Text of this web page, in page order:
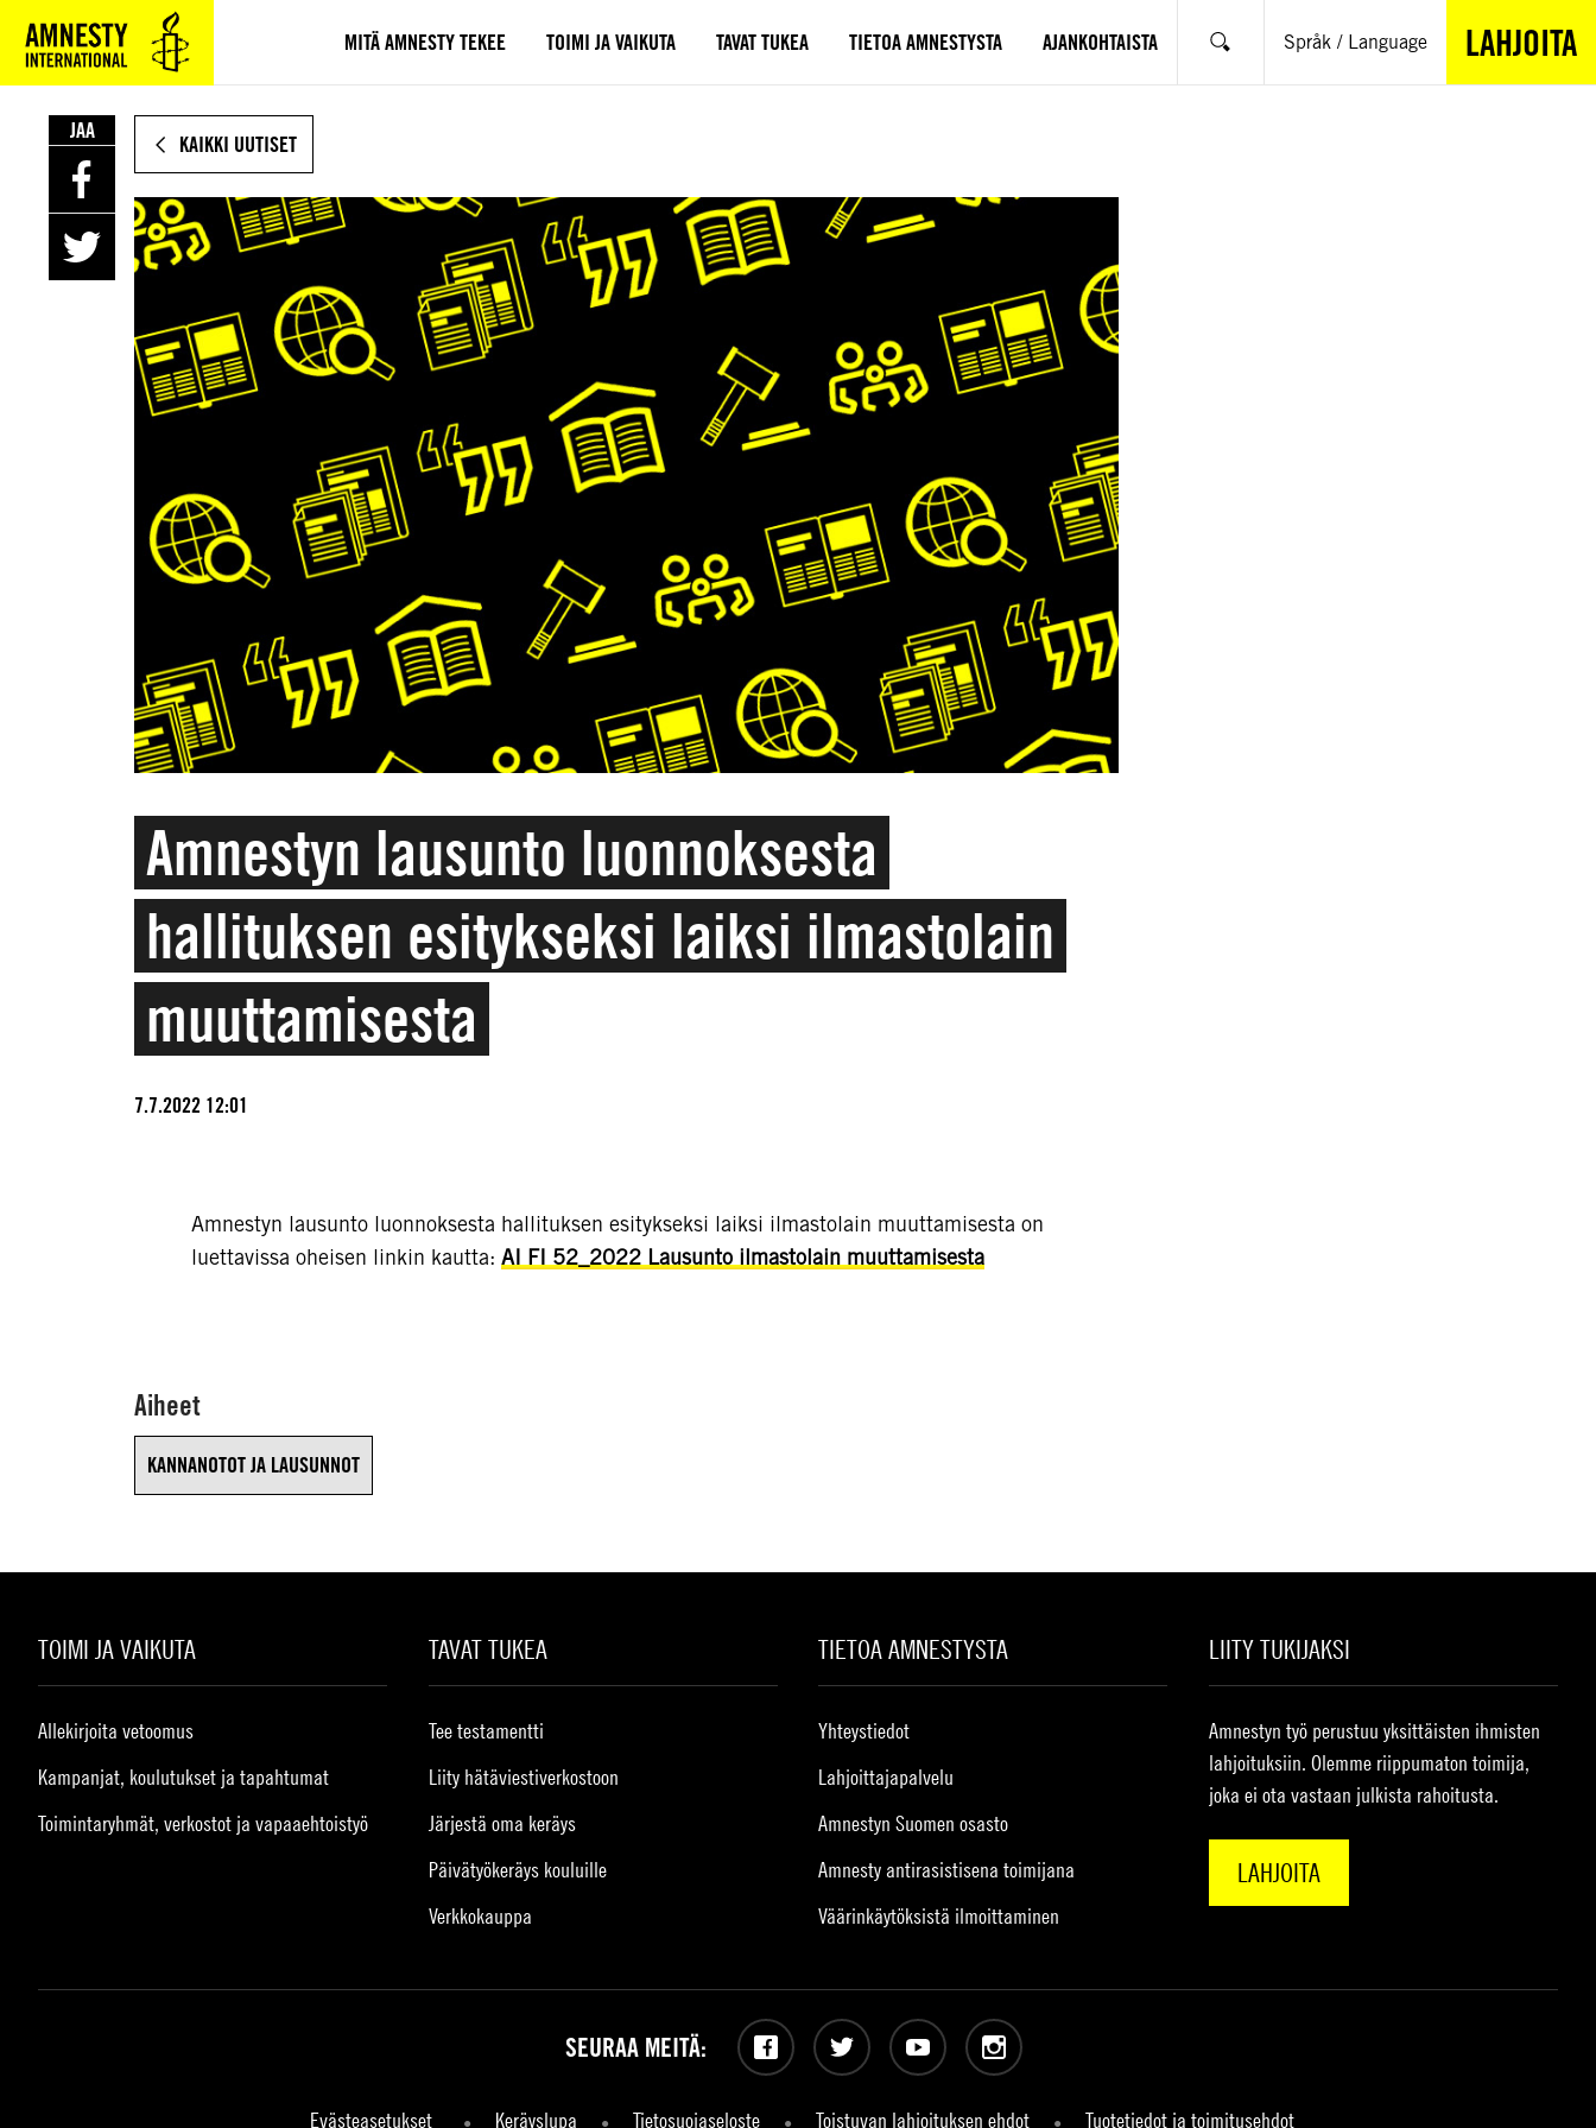
VARSINAISEEN
SISÄLTÖÖN
MITÄ AMNESTY TEKEE TOIMI JA VAIKUTA TAVAT TUKEA TIETOA AMNESTYSTA AJANKOHTAISTA Hae Språk / Language LAHJOITA
KAIKKI UUTISET
Amnestyn lausunto luonnoksesta
hallituksen esitykseksi laiksi ilmastolain
muuttamisesta
7.7.2022 12:01
Amnestyn lausunto luonnoksesta hallituksen esitykseksi laiksi ilmastolain muuttamisesta on
luettavissa oheisen linkin kautta: AI FI 52_2022 Lausunto ilmastolain muuttamisesta
Aiheet
KANNANOTOT JA LAUSUNNOT
JAA
TOIMI JA VAIKUTA
Allekirjoita vetoomus
Kampanjat, koulutukset ja tapahtumat
Toimintaryhmät, verkostot ja vapaaehtoistyö
TAVAT TUKEA
Tee testamentti
Liity hätäviestiverkostoon
Järjestä oma keräys
Päivätyökeräys kouluille
Verkkokauppa
TIETOA AMNESTYSTA
Yhteystiedot
Lahjoittajapalvelu
Amnestyn Suomen osasto
Amnesty antirasistisena toimijana
Väärinkäytöksistä ilmoittaminen
LIITY TUKIJAKSI
Amnestyn työ perustuu yksittäisten ihmisten
lahjoituksiin. Olemme riippumaton toimija,
joka ei ota vastaan julkista rahoitusta.
LAHJOITA
Evästeasetukset Keräyslupa Tietosuojaseloste Toistuvan lahjoituksen ehdot Tuotetiedot ja toimitusehdot
SEURAA MEITÄ: Facebook Twitter YouTubeInstagram